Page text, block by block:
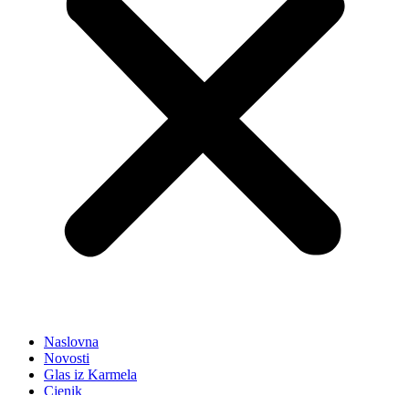
Naslovna
Novosti
Glas iz Karmela
Cjenik